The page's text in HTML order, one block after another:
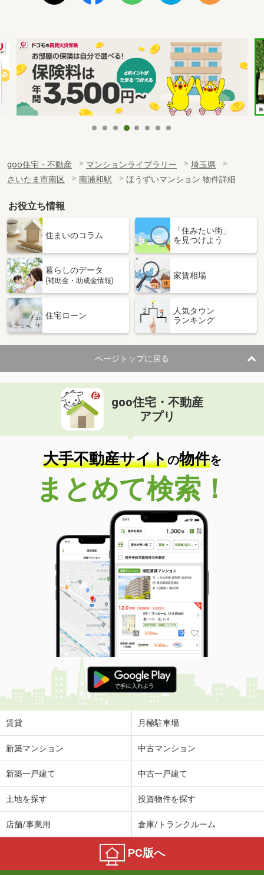
goo住宅・不動産 マンションライブラリー
埼玉県
さいたま市南区
南浦和駅 ほうずいマンション 物件詳細
お役立ち情報
住まいのコラム
「住みたい街」
を見つけよう
暮らしのデータ
(補助金・助成金情報)
家賃相場
住宅ローン
人気タウン
ランキング
ページトップに戻る
goo住宅・不動産
アプリ
大手不動産サイトの物件を
まとめて検索！
賃貸 月極駐車場
新築マンション 中古マンション
新築一戸建て 中古一戸建て
土地を探す 投資物件を探す
店舗/事業用 倉庫/トランクルーム
PC版へ